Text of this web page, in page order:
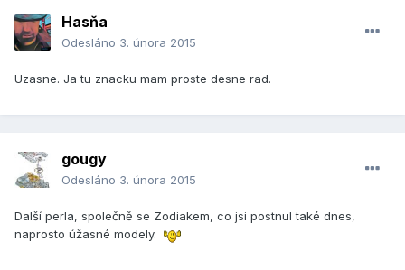
Hasňa
Odesláno 3. února 2015
Uzasne. Ja tu znacku mam proste desne rad.
gougy
Odesláno 3. února 2015
Další perla, společně se Zodiakem, co jsi postnul také dnes,
naprosto úžasné modely.